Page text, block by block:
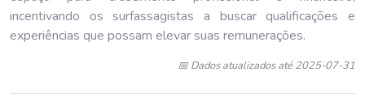
incentivando os surfassagistas a buscar qualificações e
experiências que possam elevar suas remunerações.
📅 Dados atualizados até 2025-07-31